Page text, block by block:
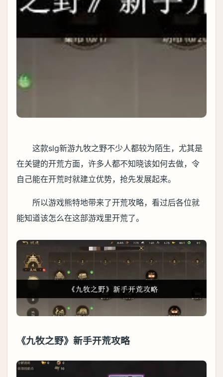
这款slg新游九牧之野不少人都较为陌生，尤其是
在关键的开荒方面，许多人都不知晓该如何去做，令
自己能在开荒时就建立优势，抢先发展起来。
所以游戏熊特地带来了开荒攻略，看过后各位就
能知道该怎么在这部游戏里开荒了。
《九牧之野》新手开荒攻略